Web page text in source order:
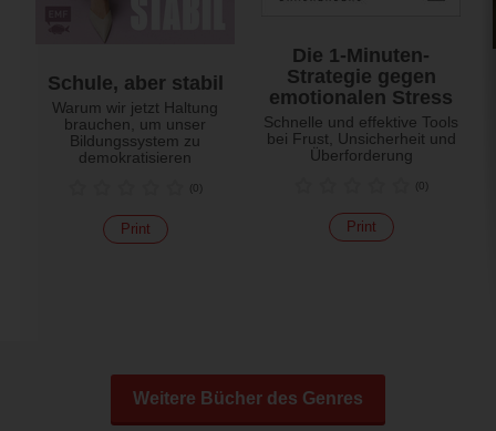
Schule, aber stabil
Warum wir jetzt Haltung
brauchen, um unser
Bildungssystem zu
demokratisieren
(0)
Print
Die 1-Minuten-
Strategie gegen
emotionalen Stress
Schnelle und effektive Tools
bei Frust, Unsicherheit und
Überforderung
(0)
Print
Weitere Bücher des Genres